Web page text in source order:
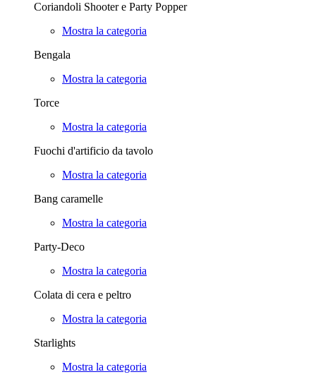
Coriandoli Shooter e Party Popper
Mostra la categoria
Bengala
Mostra la categoria
Torce
Mostra la categoria
Fuochi d'artificio da tavolo
Mostra la categoria
Bang caramelle
Mostra la categoria
Party-Deco
Mostra la categoria
Colata di cera e peltro
Mostra la categoria
Starlights
Mostra la categoria